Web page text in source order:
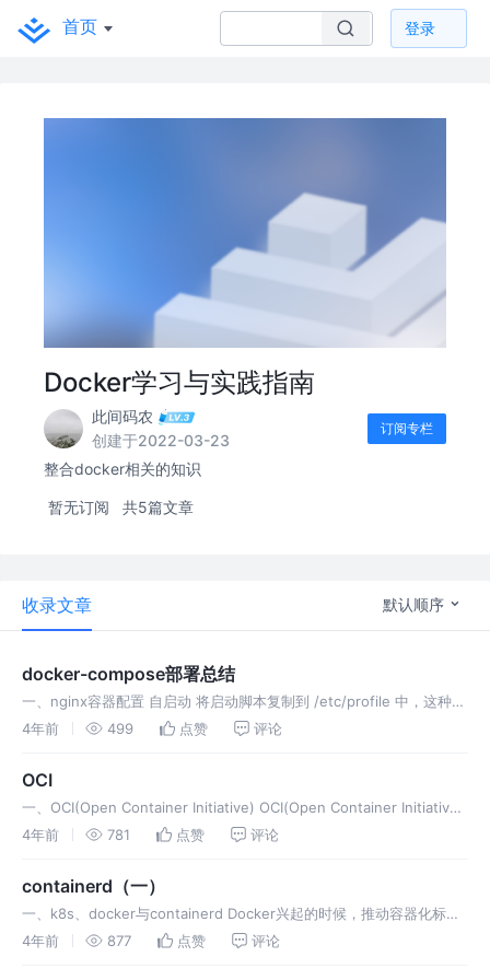
首页 登录
Docker学习与实践指南
此间码农
创建于2022-03-23
订阅专栏
整合docker相关的知识
暂无订阅 共5篇文章
收录文章 默认顺序
docker-compose部署总结
一、nginx容器配置 自启动 将启动脚本复制到 /etc/profile 中，这种方
法在docker中并没有生效 添加自启动脚本nginx： 编写脚本start.sh：
4年前 499 点赞 评论
OCI
一、OCI(Open Container Initiative) OCI(Open Container Initiative)
是指开放容器倡议，是一个开放的治理结构；目的是建立容器格式和运
4年前 781 点赞 评论
containerd（一）
一、k8s、docker与containerd Docker兴起的时候，推动容器化标
准，发起了开放容器倡议(Open Container Initiaiv)即OCI；OCI主要包
4年前 877 点赞 评论